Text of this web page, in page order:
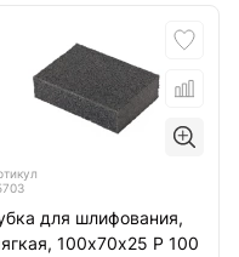
для шлифования,
100х70х25 Р 100